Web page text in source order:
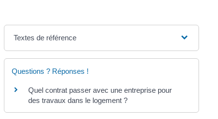
Textes de référence
Questions ? Réponses !
Quel contrat passer avec une entreprise pour
des travaux dans le logement ?